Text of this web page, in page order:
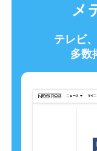
メ
テレビ
多数